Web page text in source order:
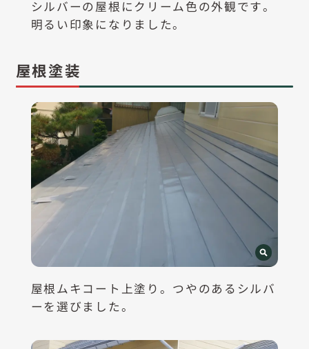
シルバーの屋根にクリーム色の外観です。
明るい印象になりました。
屋根塗装
屋根ムキコート上塗り。つやのあるシルバ
ーを選びました。